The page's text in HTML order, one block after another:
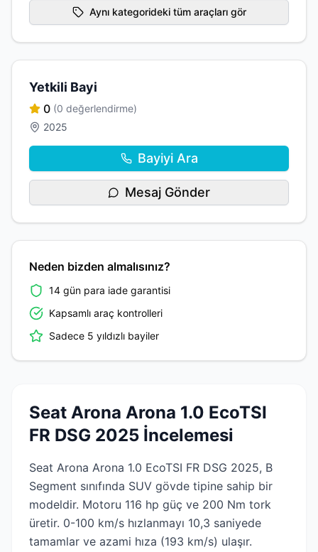
Aynı kategorideki tüm araçları gör
Yetkili Bayi
0 (0 değerlendirme)
2025
Bayiyi Ara
Mesaj Gönder
Neden bizden almalısınız?
14 gün para iade garantisi
Kapsamlı araç kontrolleri
Sadece 5 yıldızlı bayiler
Seat Arona Arona 1.0 EcoTSI
FR DSG 2025 İncelemesi
Seat Arona Arona 1.0 EcoTSI FR DSG 2025, B
Segment sınıfında SUV gövde tipine sahip bir
modeldir. Motoru 116 hp güç ve 200 Nm tork
üretir. 0-100 km/s hızlanmayı 10,3 saniyede
tamamlar ve azami hıza (193 km/s) ulaşır.